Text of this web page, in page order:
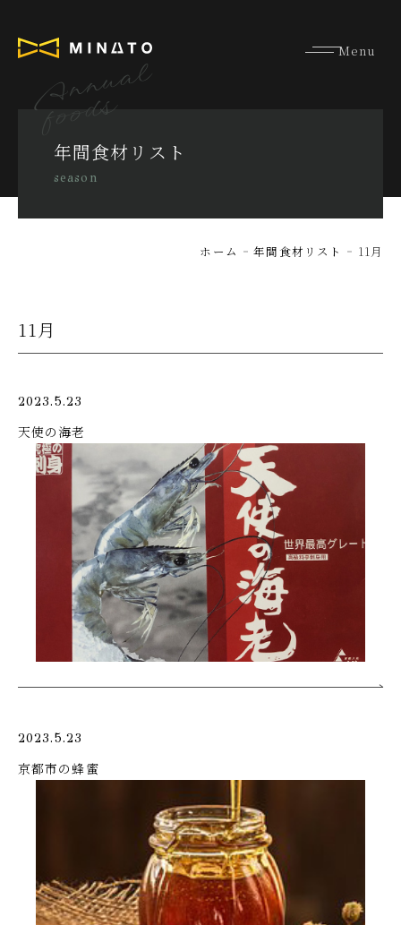
年間食材リスト
season
Annual
foods
ホーム 年間食材リスト 11月
11月
2023.5.23
天使の海老
2023.5.23
京都市の蜂蜜